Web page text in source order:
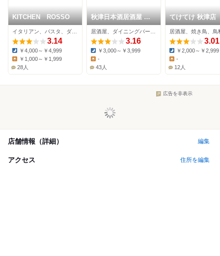
KITCHEN ROSSO
3.14
Dinner:
￥4,000～￥4,999
Lunch:
￥1,000～￥1,999
28人
秋津日本酒居酒屋 し
ば田
3.16
Dinner:
￥3,000～￥3,999
Lunch:
-
43人
てけてけ 秋津店
居酒屋、焼き鳥、鳥
3.01
Dinner:
￥2,000～￥2,999
Lunch:
-
12人
広告を非表示
店舗情報（詳細） 編集
アクセス 住所を編集